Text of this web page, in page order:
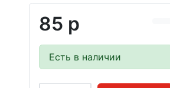
85 р
Есть в наличии